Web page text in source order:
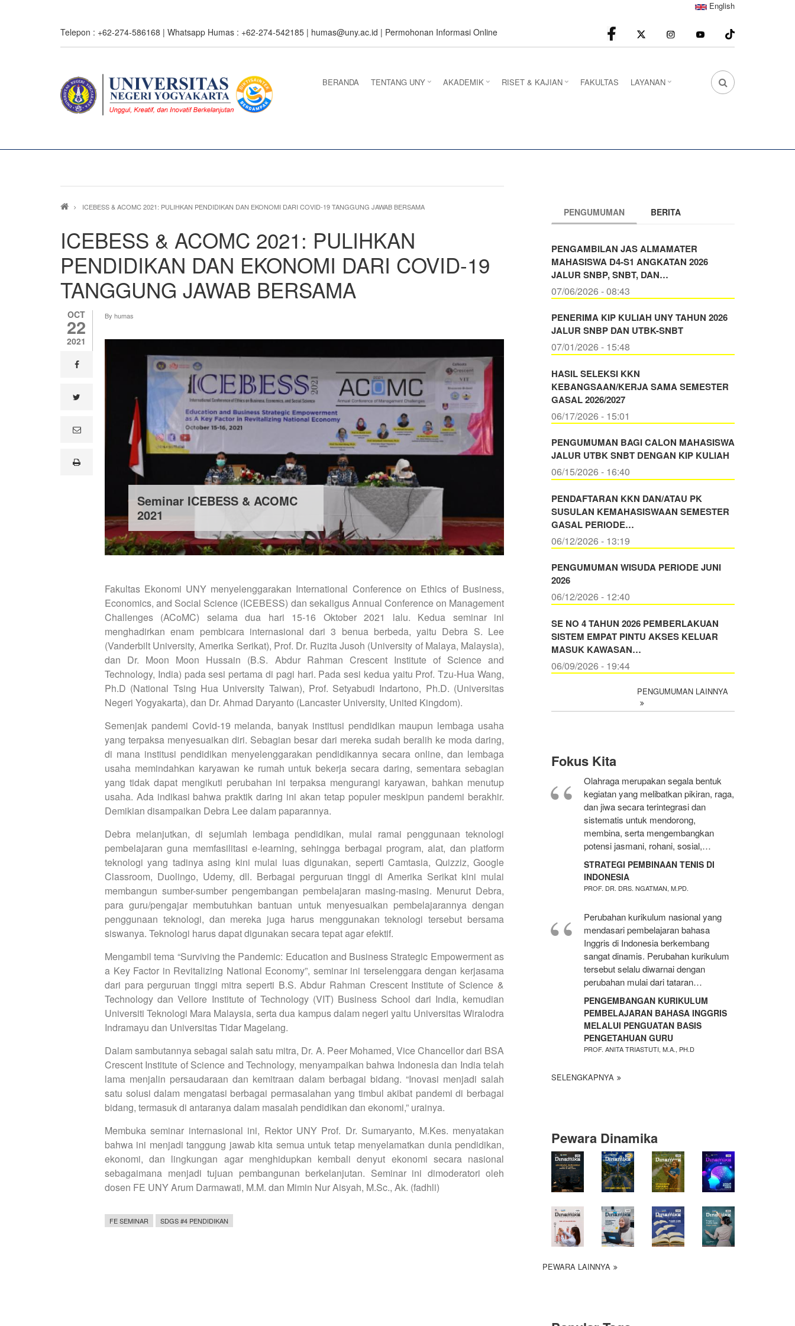
English
Telepon : +62-274-586168 | Whatsapp Humas : +62-274-542185 | humas@uny.ac.id | Permohonan Informasi Online facebook Instagram youtube
FA
BERANDA TENTANG UNY AKADEMIK RISET & KAJIAN FAKULTAS LAYANAN
Breadcrumb
ICEBESS & ACOMC 2021: PULIHKAN PENDIDIKAN DAN EKONOMI DARI COVID-19 TANGGUNG JAWAB BERSAMA
ICEBESS & ACOMC 2021: PULIHKAN
PENDIDIKAN DAN EKONOMI DARI COVID-19
TANGGUNG JAWAB BERSAMA
OCT
22
2021
0%
facebook
e
lprint
By humas
Seminar ICEBESS & ACOMC
2021
Fakultas Ekonomi UNY menyelenggarakan International Conference on Ethics of Business,
Economics, and Social Science (ICEBESS) dan sekaligus Annual Conference on Management
Challenges (ACoMC) selama dua hari 15-16 Oktober 2021 lalu. Kedua seminar ini
menghadirkan enam pembicara internasional dari 3 benua berbeda, yaitu Debra S. Lee
(Vanderbilt University, Amerika Serikat), Prof. Dr. Ruzita Jusoh (University of Malaya, Malaysia),
dan Dr. Moon Moon Hussain (B.S. Abdur Rahman Crescent Institute of Science and
Technology, India) pada sesi pertama di pagi hari. Pada sesi kedua yaitu Prof. Tzu-Hua Wang,
Ph.D (National Tsing Hua University Taiwan), Prof. Setyabudi Indartono, Ph.D. (Universitas
Negeri Yogyakarta), dan Dr. Ahmad Daryanto (Lancaster University, United Kingdom).
Semenjak pandemi Covid-19 melanda, banyak institusi pendidikan maupun lembaga usaha
yang terpaksa menyesuaikan diri. Sebagian besar dari mereka sudah beralih ke moda daring,
di mana institusi pendidikan menyelenggarakan pendidikannya secara online, dan lembaga
usaha memindahkan karyawan ke rumah untuk bekerja secara daring, sementara sebagian
yang tidak dapat mengikuti perubahan ini terpaksa mengurangi karyawan, bahkan menutup
usaha. Ada indikasi bahwa praktik daring ini akan tetap populer meskipun pandemi berakhir.
Demikian disampaikan Debra Lee dalam paparannya.
Debra melanjutkan, di sejumlah lembaga pendidikan, mulai ramai penggunaan teknologi
pembelajaran guna memfasilitasi e-learning, sehingga berbagai program, alat, dan platform
teknologi yang tadinya asing kini mulai luas digunakan, seperti Camtasia, Quizziz, Google
Classroom, Duolingo, Udemy, dll. Berbagai perguruan tinggi di Amerika Serikat kini mulai
membangun sumber-sumber pengembangan pembelajaran masing-masing. Menurut Debra,
para guru/pengajar membutuhkan bantuan untuk menyesuaikan pembelajarannya dengan
penggunaan teknologi, dan mereka juga harus menggunakan teknologi tersebut bersama
siswanya. Teknologi harus dapat digunakan secara tepat agar efektif.
Mengambil tema “Surviving the Pandemic: Education and Business Strategic Empowerment as
a Key Factor in Revitalizing National Economy”, seminar ini terselenggara dengan kerjasama
dari para perguruan tinggi mitra seperti B.S. Abdur Rahman Crescent Institute of Science &
Technology dan Vellore Institute of Technology (VIT) Business School dari India, kemudian
Universiti Teknologi Mara Malaysia, serta dua kampus dalam negeri yaitu Universitas Wiralodra
Indramayu dan Universitas Tidar Magelang.
Dalam sambutannya sebagai salah satu mitra, Dr. A. Peer Mohamed, Vice Chancellor dari BSA
Crescent Institute of Science and Technology, menyampaikan bahwa Indonesia dan India telah
lama menjalin persaudaraan dan kemitraan dalam berbagai bidang. “Inovasi menjadi salah
satu solusi dalam mengatasi berbagai permasalahan yang timbul akibat pandemi di berbagai
bidang, termasuk di antaranya dalam masalah pendidikan dan ekonomi,” urainya.
Membuka seminar internasional ini, Rektor UNY Prof. Dr. Sumaryanto, M.Kes. menyatakan
bahwa ini menjadi tanggung jawab kita semua untuk tetap menyelamatkan dunia pendidikan,
ekonomi, dan lingkungan agar menghidupkan kembali denyut ekonomi secara nasional
sebagaimana menjadi tujuan pembangunan berkelanjutan. Seminar ini dimoderatori oleh
dosen FE UNY Arum Darmawati, M.M. dan Mimin Nur Aisyah, M.Sc., Ak. (fadhli)
FE SEMINAR SDGS #4 PENDIDIKAN
PENGUMUMAN BERITA
PENGAMBILAN JAS ALMAMATER
MAHASISWA D4-S1 ANGKATAN 2026
JALUR SNBP, SNBT, DAN…
07/06/2026 - 08:43
PENERIMA KIP KULIAH UNY TAHUN 2026
JALUR SNBP DAN UTBK-SNBT
07/01/2026 - 15:48
HASIL SELEKSI KKN
KEBANGSAAN/KERJA SAMA SEMESTER
GASAL 2026/2027
06/17/2026 - 15:01
PENGUMUMAN BAGI CALON MAHASISWA
JALUR UTBK SNBT DENGAN KIP KULIAH
06/15/2026 - 16:40
PENDAFTARAN KKN DAN/ATAU PK
SUSULAN KEMAHASISWAAN SEMESTER
GASAL PERIODE…
06/12/2026 - 13:19
PENGUMUMAN WISUDA PERIODE JUNI
2026
06/12/2026 - 12:40
SE NO 4 TAHUN 2026 PEMBERLAKUAN
SISTEM EMPAT PINTU AKSES KELUAR
MASUK KAWASAN…
06/09/2026 - 19:44
PENGUMUMAN LAINNYA
Fokus Kita
Olahraga merupakan segala bentuk
kegiatan yang melibatkan pikiran, raga,
dan jiwa secara terintegrasi dan
sistematis untuk mendorong,
membina, serta mengembangkan
potensi jasmani, rohani, sosial,…
STRATEGI PEMBINAAN TENIS DI
INDONESIA
PROF. DR. DRS. NGATMAN, M.PD.
Perubahan kurikulum nasional yang
mendasari pembelajaran bahasa
Inggris di Indonesia berkembang
sangat dinamis. Perubahan kurikulum
tersebut selalu diwarnai dengan
perubahan mulai dari tataran…
PENGEMBANGAN KURIKULUM
PEMBELAJARAN BAHASA INGGRIS
MELALUI PENGUATAN BASIS
PENGETAHUAN GURU
PROF. ANITA TRIASTUTI, M.A., PH.D
SELENGKAPNYA
Pewara Dinamika
PEWARA LAINNYA